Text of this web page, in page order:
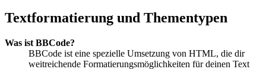
Textformatierung und Thementypen
Was ist BBCode?
BBCode ist eine spezielle Umsetzung von HTML, die dir
weitreichende Formatierungsmöglichkeiten für deinen Text